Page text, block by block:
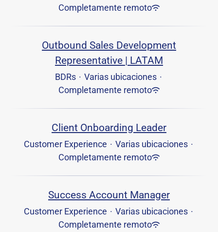
Completamente remoto
Outbound Sales Development
Representative | LATAM
BDRs · Varias ubicaciones ·
Completamente remoto
Client Onboarding Leader
Customer Experience · Varias ubicaciones ·
Completamente remoto
Success Account Manager
Customer Experience · Varias ubicaciones ·
Completamente remoto